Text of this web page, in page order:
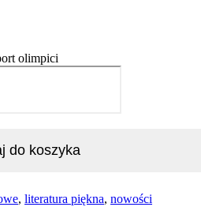
olimpici
do koszyka
,literatura piękna,nowości